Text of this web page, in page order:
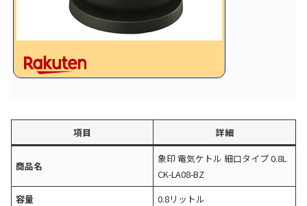
項目 詳細
商品名
象印 電気ケトル 細口タイプ 0.8L
CK-LA08-BZ
容量
0.8リットル